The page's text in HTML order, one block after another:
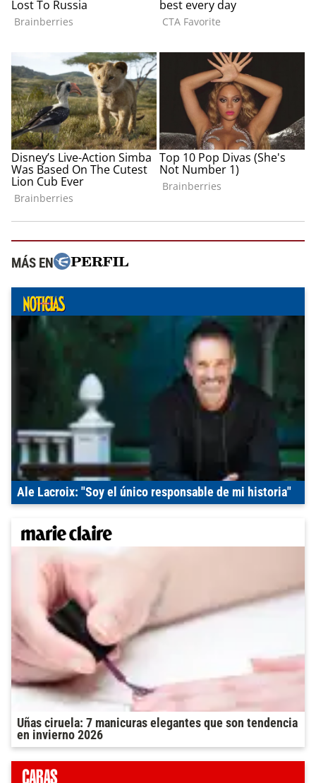
MÁS EN
Ale Lacroix: "Soy el único responsable de mi historia"
Uñas ciruela: 7 manicuras elegantes que son tendencia
en invierno 2026